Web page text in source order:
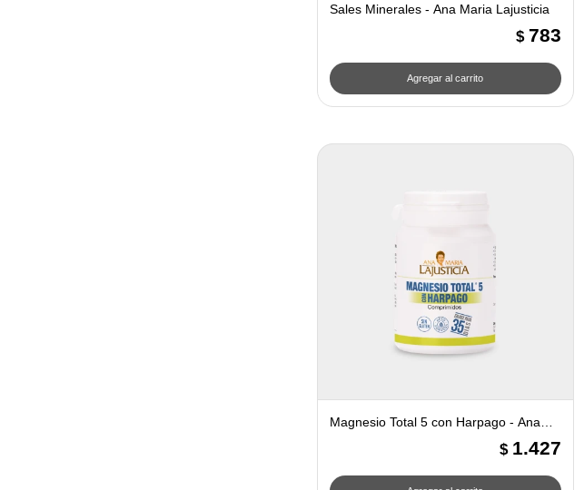
Sales Minerales - Ana Maria Lajusticia
$ 783
Magnesio Total 5 con Harpago - Ana
$ 1.427